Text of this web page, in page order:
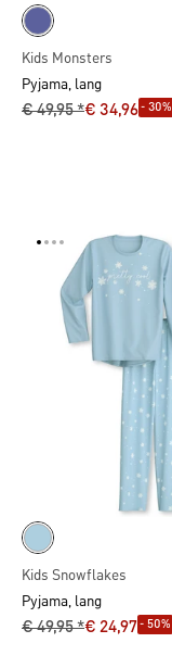
Kids Monsters
Pyjama, lang
€ 49,95 *€ 34,96- 30%
Kids Snowflakes
Pyjama, lang
€ 49,95 *€ 24,97- 50%